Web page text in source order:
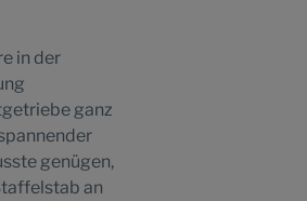
in der
ganz
genügen,
an